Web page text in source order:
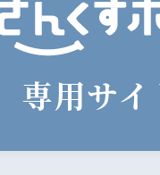
専用サ